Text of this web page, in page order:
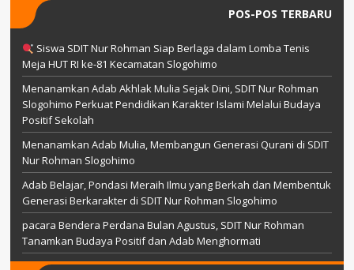
POS-POS TERBARU
Siswa SDIT Nur Rohman Siap Berlaga dalam Lomba Tenis
Meja HUT RI ke-81 Kecamatan Slogohimo
Menanamkan Adab Akhlak Mulia Sejak Dini, SDIT Nur Rohman
Slogohimo Perkuat Pendidikan Karakter Islami Melalui Budaya
Positif Sekolah
Menanamkan Adab Mulia, Membangun Generasi Qurani di SDIT
Nur Rohman Slogohimo
Adab Belajar, Pondasi Meraih Ilmu yang Berkah dan Membentuk
Generasi Berkarakter di SDIT Nur Rohman Slogohimo
pacara Bendera Perdana Bulan Agustus, SDIT Nur Rohman
Tanamkan Budaya Positif dan Adab Menghormati